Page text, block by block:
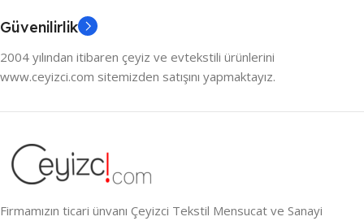
Güvenilirlik
2004 yılından itibaren çeyiz ve evtekstili ürünlerini
www.ceyizci.com sitemizden satışını yapmaktayız.
Firmamızın ticari ünvanı Çeyizci Tekstil Mensucat ve Sanayi